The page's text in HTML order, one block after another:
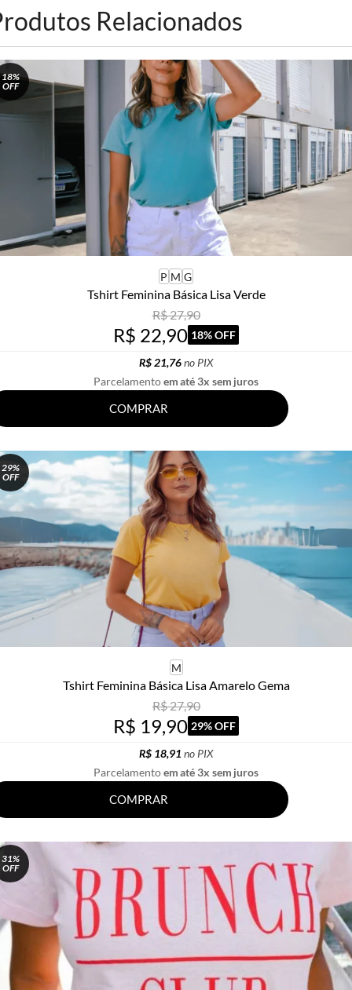
Relacionados
18%
OFF
P M G
Tshirt Feminina Básica Lisa Verde
R$ 27,90
R$ 22,90 18% OFF
R$ 21,76no PIX
Parcelamentoem até 3x sem juros
COMPRAR
29%
OFF
M
Tshirt Feminina Básica Lisa Amarelo Gema
R$ 27,90
R$ 19,90 29% OFF
R$ 18,91 no PIX
Parcelamentoem até 3x sem juros
COMPRAR
31%
OFF